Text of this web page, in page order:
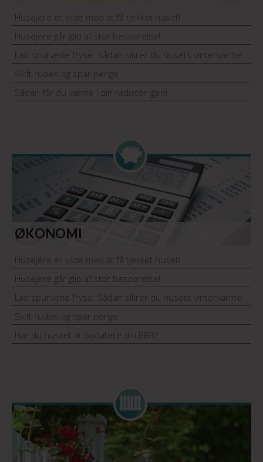
Husejere er vilde med at få tjekket huset!
Husejere går glip af stor besparelse!
Lad spurvene fryse: Sådan sikrer du husets vintervarme
Skift ruden og spar penge
Sådan får du varme i din radiator igen!
ØKONOMI
Husejere er vilde med at få tjekket huset!
Husejere går glip af stor besparelse!
Lad spurvene fryse: Sådan sikrer du husets vintervarme
Skift ruden og spar penge
Har du husket at opdatere din BBR?